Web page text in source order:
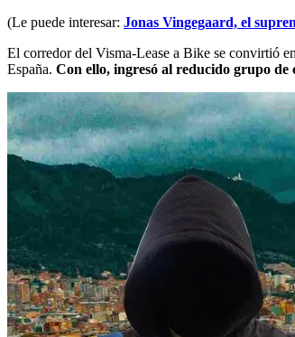
(Le puede interesar: Jonas Vingegaard, el
El corredor del Visma-Lease a Bike se convirtió
España. Con ello, ingresó al reducido grupo de